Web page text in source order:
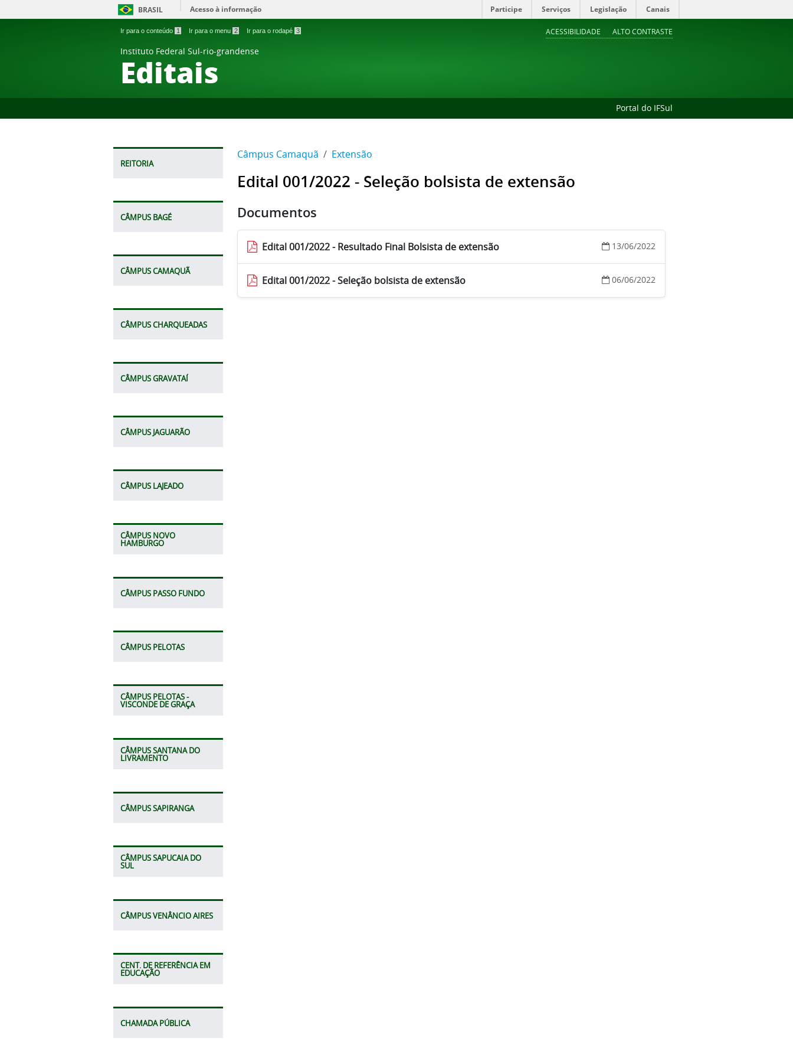
BRASIL Acesso à informação Participe Serviços Legislação Canais
Ir para o conteúdo 1 Ir para o menu 2 Ir para o rodapé 3 ACESSIBILIDADE ALTO CONTRASTE
Instituto Federal Sul-rio-grandense
Editais
Portal do IFSul
REITORIA
CÂMPUS BAGÉ
CÂMPUS CAMAQUÃ
CÂMPUS CHARQUEADAS
CÂMPUS GRAVATAÍ
CÂMPUS JAGUARÃO
CÂMPUS LAJEADO
CÂMPUS NOVO
HAMBURGO
CÂMPUS PASSO FUNDO
CÂMPUS PELOTAS
CÂMPUS PELOTAS -
VISCONDE DE GRAÇA
CÂMPUS SANTANA DO
LIVRAMENTO
CÂMPUS SAPIRANGA
CÂMPUS SAPUCAIA DO
SUL
CÂMPUS VENÂNCIO AIRES
CENT. DE REFERÊNCIA EM
EDUCAÇÃO
CHAMADA PÚBLICA
Câmpus Camaquã Extensão
Edital 001/2022 - Seleção bolsista de extensão
Documentos
Edital 001/2022 - Resultado Final Bolsista de extensão 13/06/2022
Edital 001/2022 - Seleção bolsista de extensão 06/06/2022